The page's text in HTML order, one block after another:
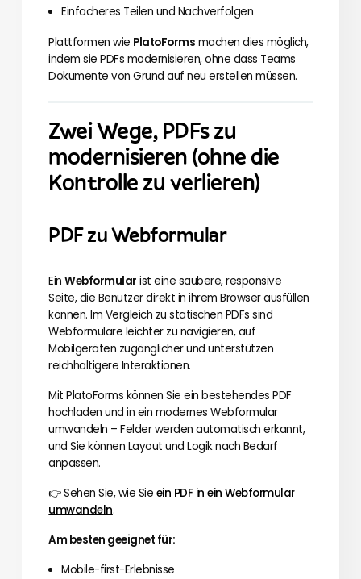
Einfacheres Teilen und Nachverfolgen
Plattformen wie PlatoForms machen dies möglich,
indem sie PDFs modernisieren, ohne dass Teams
Dokumente von Grund auf neu erstellen müssen.
Zwei Wege, PDFs zu
modernisieren (ohne die
Kontrolle zu verlieren)
PDF zu Webformular
EinWebformular ist eine saubere, responsive
Seite, die Benutzer direkt in ihrem Browser ausfüllen
können. Im Vergleich zu statischen PDFs sind
Webformulare leichter zu navigieren, auf
Mobilgeräten zugänglicher und unterstützen
reichhaltigere Interaktionen.
Mit PlatoForms können Sie ein bestehendes PDF
hochladen und in ein modernes Webformular
umwandeln – Felder werden automatisch erkannt,
und Sie können Layout und Logik nach Bedarf
anpassen.
👉 Sehen Sie, wie Sie ein PDF in ein Webformular
umwandeln.
Am besten geeignet für:
Mobile-first-Erlebnisse